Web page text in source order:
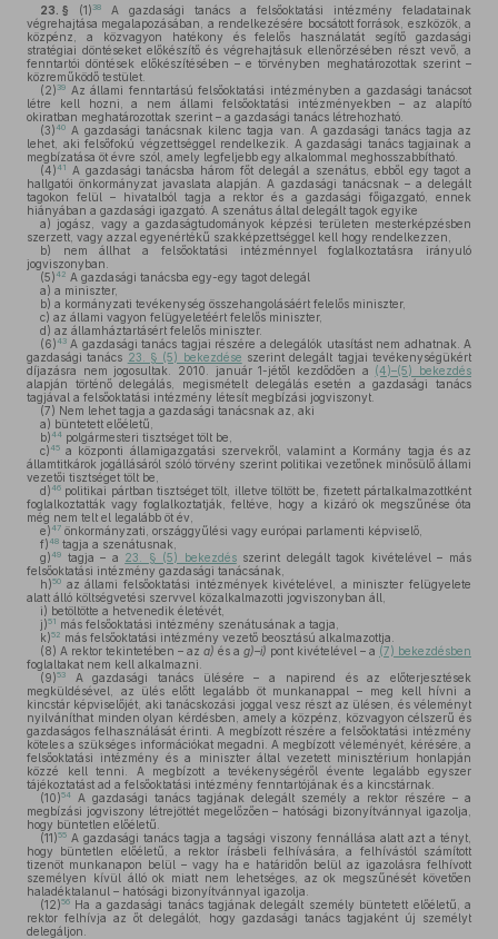
23. § (1) 38
A gazdasági tanács a felsőoktatási intézmény feladatainak
végrehajtása megalapozásában, a rendelkezésére bocsátott források, eszközök, a
közpénz, a közvagyon hatékony és felelős használatát segítő gazdasági
stratégiai döntéseket előkészítő és végrehajtásuk ellenőrzésében részt vevő, a
fenntartói döntések előkészítésében – e törvényben meghatározottak szerint –
közreműködő testület.
(2) 39 Az állami fenntartású felsőoktatási intézményben a gazdasági tanácsot
létre kell hozni, a nem állami felsőoktatási intézményekben – az alapító
okiratban meghatározottak szerint – a gazdasági tanács létrehozható.
(3)40 A gazdasági tanácsnak kilenc tagja van. A gazdasági tanács tagja az
lehet, aki felsőfokú végzettséggel rendelkezik. A gazdasági tanács tagjainak a
megbízatása öt évre szól, amely legfeljebb egy alkalommal meghosszabbítható.
(4)41
A gazdasági tanácsba három főt delegál a szenátus, ebből egy tagot a
hallgatói önkormányzat javaslata alapján. A gazdasági tanácsnak – a delegált
tagokon felül – hivatalból tagja a rektor és a gazdasági főigazgató, ennek
hiányában a gazdasági igazgató. A szenátus által delegált tagok egyike
a) jogász, vagy a gazdaságtudományok képzési területen mesterképzésben
szerzett, vagy azzal egyenértékű szakképzettséggel kell hogy rendelkezzen,
b) nem állhat a felsőoktatási intézménnyel foglalkoztatásra irányuló
jogviszonyban.
(5)42 A gazdasági tanácsba egy-egy tagot delegál
a) a miniszter,
b) a kormányzati tevékenység összehangolásáért felelős miniszter,
c) az állami vagyon felügyeletéért felelős miniszter,
d) az államháztartásért felelős miniszter.
(6)43 A gazdasági tanács tagjai részére a delegálók utasítást nem adhatnak. A
gazdasági tanács 23. § (5) bekezdése szerint delegált tagjai tevékenységükért
díjazásra nem jogosultak. 2010. január 1-jétől kezdődően a (4)–(5) bekezdés
alapján történő delegálás, megismételt delegálás esetén a gazdasági tanács
tagjával a felsőoktatási intézmény létesít megbízási jogviszonyt.
(7) Nem lehet tagja a gazdasági tanácsnak az, aki
a) büntetett előéletű,
b)44 polgármesteri tisztséget tölt be,
c)45 a központi államigazgatási szervekről, valamint a Kormány tagja és az
államtitkárok jogállásáról szóló törvény szerint politikai vezetőnek minősülő állami
vezetői tisztséget tölt be,
d)46 politikai pártban tisztséget tölt, illetve töltött be, fizetett pártalkalmazottként
foglalkoztatták vagy foglalkoztatják, feltéve, hogy a kizáró ok megszűnése óta
még nem telt el legalább öt év,
e)47 önkormányzati, országgyűlési vagy európai parlamenti képviselő,
f)48 tagja a szenátusnak,
g)49 tagja – a 23. § (5) bekezdésszerint delegált tagok kivételével – más
felsőoktatási intézmény gazdasági tanácsának,
h)50 az állami felsőoktatási intézmények kivételével, a miniszter felügyelete
alatt álló költségvetési szervvel közalkalmazotti jogviszonyban áll,
i) betöltötte a hetvenedik életévét,
j)51 más felsőoktatási intézmény szenátusának a tagja,
k)52 más felsőoktatási intézmény vezető beosztású alkalmazottja.
(8) A rektor tekintetében – az a) és a g)–i) pont kivételével – a (7) bekezdésben
foglaltakat nem kell alkalmazni.
(9)53
A gazdasági tanács ülésére – a napirend és az előterjesztések
megküldésével, az ülés előtt legalább öt munkanappal – meg kell hívni a
kincstár képviselőjét, aki tanácskozási joggal vesz részt az ülésen, és véleményt
nyilváníthat minden olyan kérdésben, amely a közpénz, közvagyon célszerű és
gazdaságos felhasználását érinti. A megbízott részére a felsőoktatási intézmény
köteles a szükséges információkat megadni. A megbízott véleményét, kérésére, a
felsőoktatási intézmény és a miniszter által vezetett minisztérium honlapján
közzé kell tenni. A megbízott a tevékenységéről évente legalább egyszer
tájékoztatást ad a felsőoktatási intézmény fenntartójának és a kincstárnak.
(10)54
A gazdasági tanács tagjának delegált személy a rektor részére – a
megbízási jogviszony létrejöttét megelőzően – hatósági bizonyítvánnyal igazolja,
hogy büntetlen előéletű.
(11)55 A gazdasági tanács tagja a tagsági viszony fennállása alatt azt a tényt,
hogy büntetlen előéletű, a rektor írásbeli felhívására, a felhívástól számított
tizenöt munkanapon belül – vagy ha e határidőn belül az igazolásra felhívott
személyen kívül álló ok miatt nem lehetséges, az ok megszűnését követően
haladéktalanul – hatósági bizonyítvánnyal igazolja.
(12)56 Ha a gazdasági tanács tagjának delegált személy büntetett előéletű, a
rektor felhívja az őt delegálót, hogy gazdasági tanács tagjaként új személyt
delegáljon.